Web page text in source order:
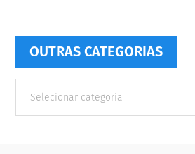
OUTRAS CATEGORIAS
Categorias